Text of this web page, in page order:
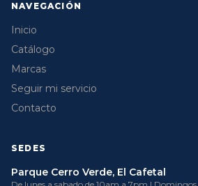
NAVEGACIÓN
Inicio
Catálogo
Marcas
Seguir mi servicio
Contacto
SEDES
Parque Cerro Verde, El Cafetal